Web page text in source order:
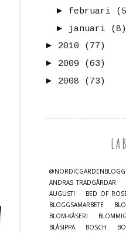
► februari
► januari
(8)
► 2010
(77)
► 2009
(63)
► 2008 (73)
ANDRAS TRÄDGÅRDAR
AUGUSTI
BED OF
BLOGGSAMARBETE
BLOM-KÅSERI
BLÅSIPPA
BOSCH